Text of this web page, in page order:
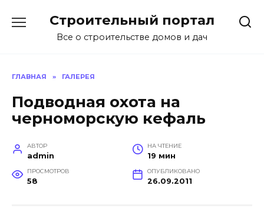
содержанию
Строительный портал
Все о строительстве домов и дач
ГЛАВНАЯ » ГАЛЕРЕЯ
Подводная охота на
черноморскую кефаль
АВТОР
admin
НА ЧТЕНИЕ
19 мин
ПРОСМОТРОВ
58
ОПУБЛИКОВАНО
26.09.2011